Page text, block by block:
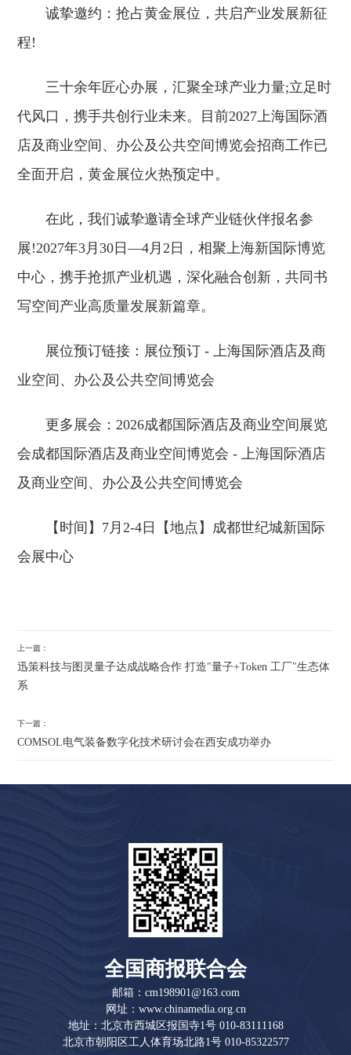
诚挚邀约：抢占黄金展位，共启产业发展新征
程!
三十余年匠心办展，汇聚全球产业力量;立足时
代风口，携手共创行业未来。目前2027上海国际酒
店及商业空间、办公及公共空间博览会招商工作已
全面开启，黄金展位火热预定中。
在此，我们诚挚邀请全球产业链伙伴报名参
展!2027年3月30日—4月2日，相聚上海新国际博览
中心，携手抢抓产业机遇，深化融合创新，共同书
写空间产业高质量发展新篇章。
展位预订链接：展位预订 - 上海国际酒店及商
业空间、办公及公共空间博览会
更多展会：2026成都国际酒店及商业空间展览
会成都国际酒店及商业空间博览会 - 上海国际酒店
及商业空间、办公及公共空间博览会
【时间】7月2-4日【地点】成都世纪城新国际
会展中心
上一篇：
迅策科技与图灵量子达成战略合作 打造"量子+Token 工厂"生态体
系
下一篇：
COMSOL电气装备数字化技术研讨会在西安成功举办
全国商报联合会
邮箱：cm198901@163.com
网址：www.chinamedia.org.cn
地址：北京市西城区报国寺1号 010-83111168
北京市朝阳区工人体育场北路1号 010-85322577